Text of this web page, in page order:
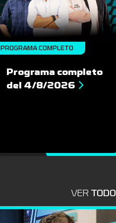
PROGRAMA COMPLETO
Programa completo
del 4/8/2026
VER TODO